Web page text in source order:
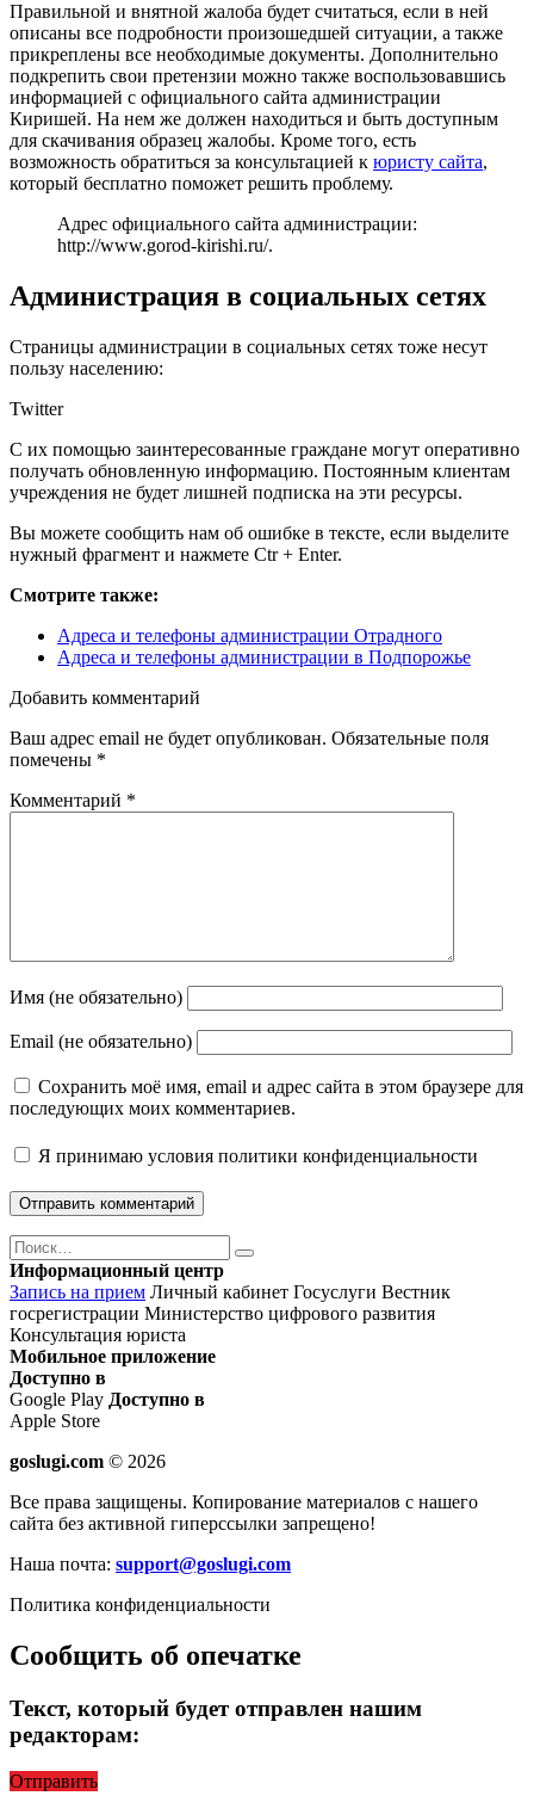
Правильной и внятной жалоба будет считаться, если в ней
описаны все подробности произошедшей ситуации, а также
прикреплены все необходимые документы. Дополнительно
подкрепить свои претензии можно также воспользовавшись
информацией с официального сайта администрации
Киришей. На нем же должен находиться и быть доступным
для скачивания образец жалобы. Кроме того, есть
возможность обратиться за консультацией к юристу сайта,
который бесплатно поможет решить проблему.
Адрес официального сайта администрации:
http://www.gorod-kirishi.ru/.
Администрация в социальных сетях
Страницы администрации в социальных сетях тоже несут
пользу населению:
Twitter
С их помощью заинтересованные граждане могут оперативно
получать обновленную информацию. Постоянным клиентам
учреждения не будет лишней подписка на эти ресурсы.
Вы можете сообщить нам об ошибке в тексте, если выделите
нужный фрагмент и нажмете Ctr + Enter.
Смотрите также:
Адреса и телефоны администрации Отрадного
Адреса и телефоны администрации в Подпорожье
Добавить комментарий
Ваш адрес email не будет опубликован. Обязательные поля
помечены *
Комментарий *
Имя (не обязательно)
Email (не обязательно)
Сохранить моё имя, email и адрес сайта в этом браузере для
последующих моих комментариев.
Я принимаю условия политики конфиденциальности
Поиск
Найти
Информационный центр
Запись на прием Личный кабинет Госуслуги Вестник
госрегистрации Министерство цифрового развития
Консультация юриста
Мобильное приложение
Доступно в
Google Play Доступно в
Apple Store
goslugi.com © 2026
Все права защищены. Копирование материалов с нашего
сайта без активной гиперссылки запрещено!
Наша почта: support@goslugi.com
Политика конфиденциальности
Сообщить об опечатке
Текст, который будет отправлен нашим
редакторам:
Отправить